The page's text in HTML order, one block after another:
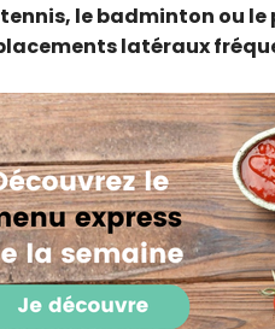
tennis, le badminton ou le
latéraux